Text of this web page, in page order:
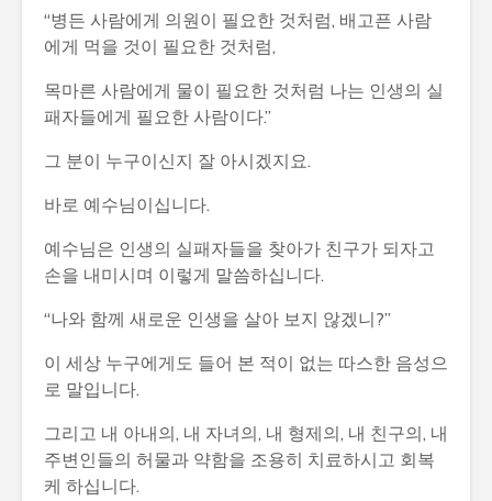
“병든 사람에게 의원이 필요한 것처럼, 배고픈 사람
에게 먹을 것이 필요한 것처럼,
목마른 사람에게 물이 필요한 것처럼 나는 인생의 실
패자들에게 필요한 사람이다.”
그 분이 누구이신지 잘 아시겠지요.
바로 예수님이십니다.
예수님은 인생의 실패자들을 찾아가 친구가 되자고
손을 내미시며 이렇게 말씀하십니다.
“나와 함께 새로운 인생을 살아 보지 않겠니?”
이 세상 누구에게도 들어 본 적이 없는 따스한 음성으
로 말입니다.
그리고 내 아내의, 내 자녀의, 내 형제의, 내 친구의, 내
주변인들의 허물과 약함을 조용히 치료하시고 회복
케 하십니다.